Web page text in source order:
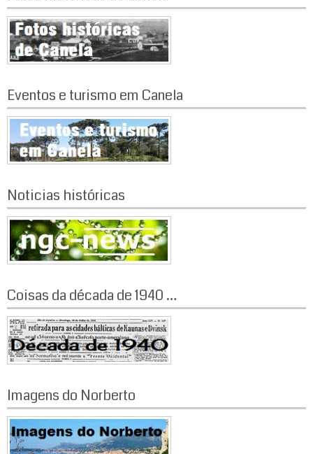
Eventos e turismo em Canela
Noticias históricas
Coisas da década de 1940 …
Imagens do Norberto